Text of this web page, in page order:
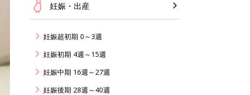
妊娠・出産
妊娠超初期 0～3週
妊娠初期 4週～15週
妊娠中期 16週～27週
妊娠後期 28週～40週